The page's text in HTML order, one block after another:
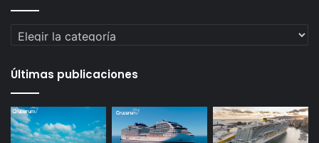
Categorías
Últimas publicaciones